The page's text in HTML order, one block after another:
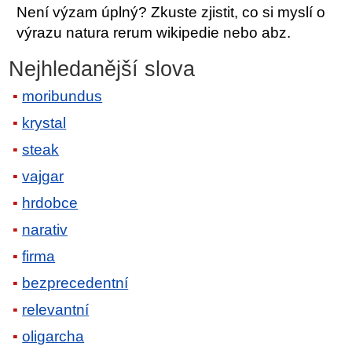
Není výzam úplný? Zkuste zjistit, co si myslí o
výrazu natura rerum wikipedie nebo abz.
Nejhledanější slova
moribundus
krystal
steak
vajgar
hrdobce
narativ
firma
bezprecedentní
relevantní
oligarcha